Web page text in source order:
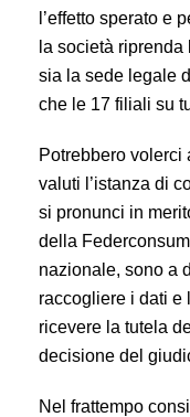
l’effetto sperato e
la società
sia la sede legale
che le 17 filiali su
Potrebbero volerci
valuti l’istanza di
si pronunci in
della
nazionale, sono a
raccogliere i dati e
ricevere la tutela
decisione del
Nel frattempo